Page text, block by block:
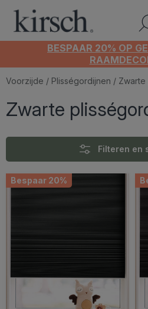
BESPAAR 20% OP
Voorzijde / Plisségordijnen / Zwarte
Zwarte
Filteren en
Bespaar 20%